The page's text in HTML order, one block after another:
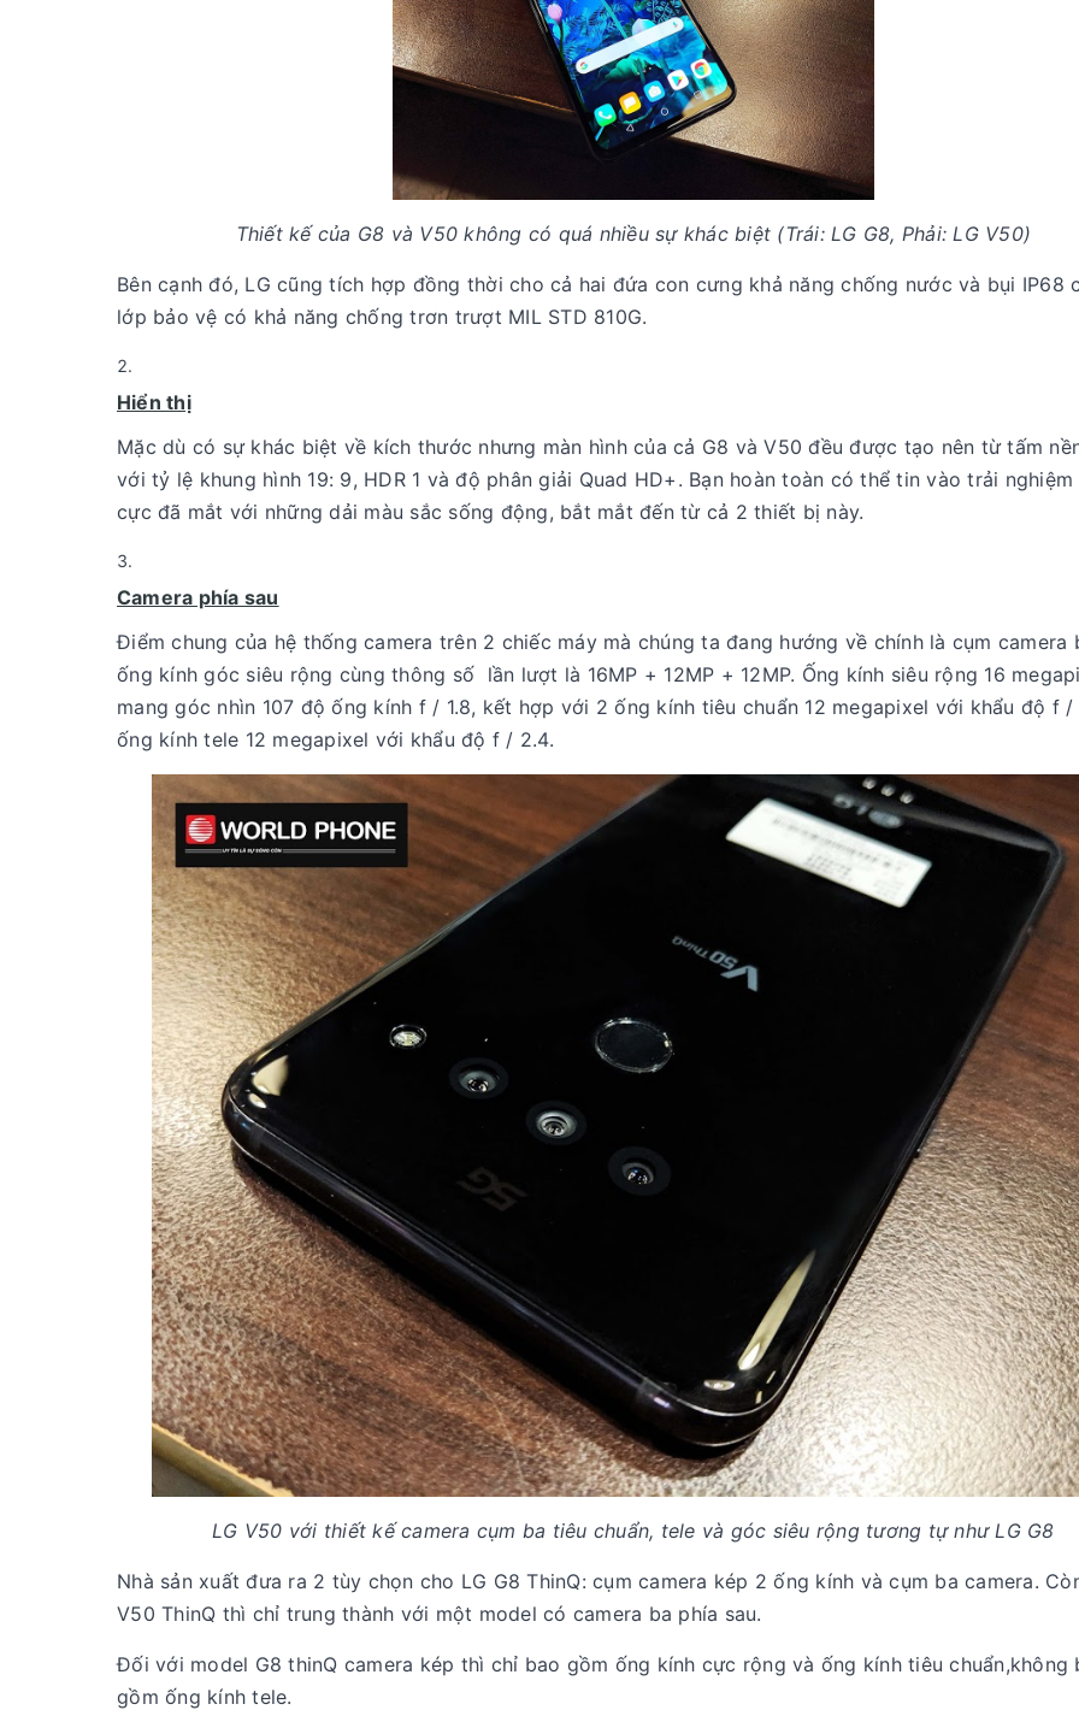
Thiết kế của G8 và V50 không có quá nhiều sự khác biệt (Trái: LG G8, Phải: LG V50)
Bên cạnh đó, LG cũng tích hợp đồng thời cho cả hai đứa con cưng khả năng chống nước và bụi IP68
lớp bảo vệ có khả năng chống trơn trượt MIL STD 810G.
Hiển thị
Mặc dù có sự khác biệt về kích thước nhưng màn hình của cả G8 và V50 đều được tạo nên từ tấm
với tỷ lệ khung hình 19: 9, HDR 1 và độ phân giải Quad HD+. Bạn hoàn toàn có thể tin vào trải
cực đã mắt với những dải màu sắc sống động, bắt mắt đến từ cả 2 thiết bị này.
Camera phía sau
Điểm chung của hệ thống camera trên 2 chiếc máy mà chúng ta đang hướng về chính là cụm camera
ống kính góc siêu rộng cùng thông số lần lượt là 16MP + 12MP + 12MP. Ống kính siêu rộng 16
mang góc nhìn 107 độ ống kính f / 1.8, kết hợp với 2 ống kính tiêu chuẩn 12 megapixel với khẩu độ f /
ống kính tele 12 megapixel với khẩu độ f / 2.4.
LG V50 với thiết kế camera cụm ba tiêu chuẩn, tele và góc siêu rộng tương tự như LG G8
Nhà sản xuất đưa ra 2 tùy chọn cho LG G8 ThinQ: cụm camera kép 2 ống kính và cụm ba camera.
V50 ThinQ thì chỉ trung thành với một model có camera ba phía sau.
Đối với model G8 thinQ camera kép thì chỉ bao gồm ống kính cực rộng và ống kính tiêu chuẩn,không
gồm ống kính tele.